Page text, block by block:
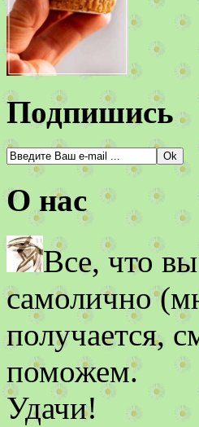
Подпишись
О нас
Все, что
самолично
получается,
поможем.
Удачи!